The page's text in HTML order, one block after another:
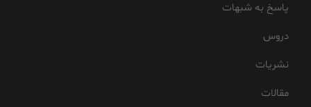
پاسخ به شبهات
دروس
نشریات
مقالات